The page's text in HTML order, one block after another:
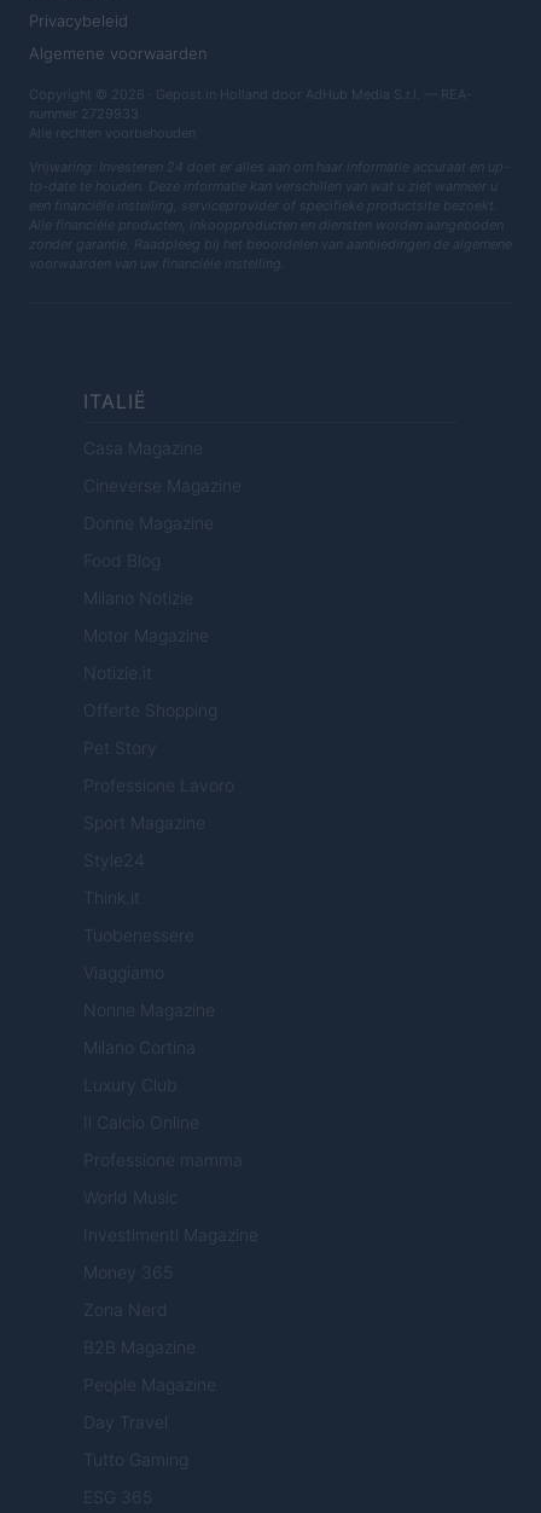
Privacybeleid
Algemene voorwaarden
Copyright © 2026 · Gepost in Holland door AdHub Media S.r.l. — REA-
nummer 2729933
Alle rechten voorbehouden
Vrijwaring: Investeren 24 doet er alles aan om haar informatie accuraat en up-
to-date te houden. Deze informatie kan verschillen van wat u ziet wanneer u
een financiële instelling, serviceprovider of specifieke productsite bezoekt.
Alle financiële producten, inkoopproducten en diensten worden aangeboden
zonder garantie. Raadpleeg bij het beoordelen van aanbiedingen de algemene
voorwaarden van uw financiële instelling.
ITALIË
Casa Magazine
Cineverse Magazine
Donne Magazine
Food Blog
Milano Notizie
Motor Magazine
Notizie.it
Offerte Shopping
Pet Story
Professione Lavoro
Sport Magazine
Style24
Think.it
Tuobenessere
Viaggiamo
Nonne Magazine
Milano Cortina
Luxury Club
Il Calcio Online
Professione mamma
World Music
Investimenti Magazine
Money 365
Zona Nerd
B2B Magazine
People Magazine
Day Travel
Tutto Gaming
ESG 365